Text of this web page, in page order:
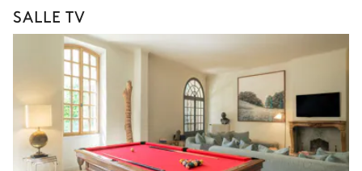
SALLE TV